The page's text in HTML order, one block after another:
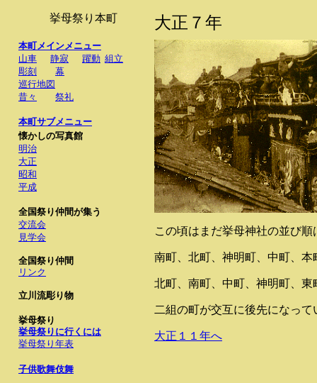
挙母祭り本町 大正７年
本町メインメニュー
山車
静寂 躍動 組立
彫刻
幕
巡行地図
昔々
祭礼
本町サブメニュー
懐かしの写真館
明治
大正
昭和
平成
全国祭り仲間が集う
交流会
見学会
全国祭り仲間
リンク
立川流彫り物
挙母祭り
挙母祭りに行くには
挙母祭り年表
子供歌舞伎舞
この頃はまだ挙母神社の並び
南町、北町、神明町、中町、
北町、南町、中町、神明町、
二組の町が交互に後先になっ
大正１１年へ